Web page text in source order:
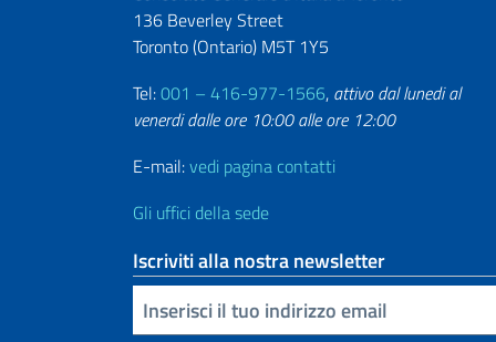
136 Beverley Street
Toronto (Ontario) M5T 1Y5
Tel:001 – 416-977-1566, attivo dal lunedi al
venerdi dalle ore 10:00 alle ore 12:00
E-mail:vedi pagina contatti
Gli uffici della sede
Iscriviti alla nostra newsletter
Inserisci la tua email